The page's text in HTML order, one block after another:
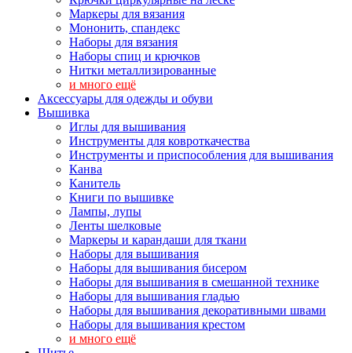
Маркеры для вязания
Мононить, спандекс
Наборы для вязания
Наборы спиц и крючков
Нитки металлизированные
и много ещё
Аксессуары для одежды и обуви
Вышивка
Иглы для вышивания
Инструменты для ковроткачества
Инструменты и приспособления для вышивания
Канва
Канитель
Книги по вышивке
Лампы, лупы
Ленты шелковые
Маркеры и карандаши для ткани
Наборы для вышивания
Наборы для вышивания бисером
Наборы для вышивания в смешанной технике
Наборы для вышивания гладью
Наборы для вышивания декоративными швами
Наборы для вышивания крестом
и много ещё